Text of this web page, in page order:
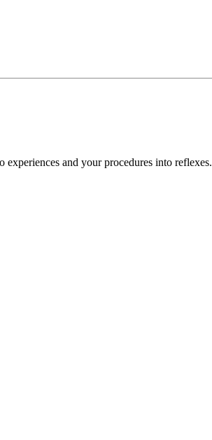
and your procedures into reflexes.